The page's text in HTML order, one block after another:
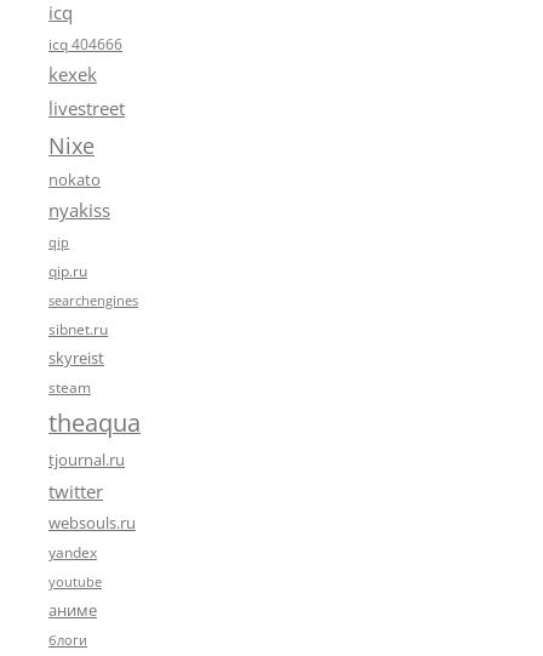
icq
icq 404666
kexek
livestreet
Nixe
nokato
nyakiss
qip
qip.ru
searchengines
sibnet.ru
skyreist
steam
theaqua
tjournal.ru
twitter
websouls.ru
yandex
youtube
аниме
блоги